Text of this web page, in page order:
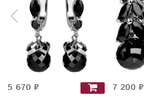
5 670 ₽ 7 200 ₽